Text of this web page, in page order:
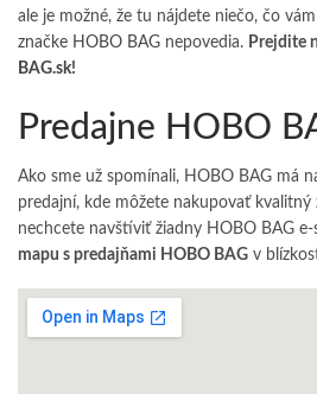
ale je možné, že tu nájdete niečo, čo
značke HOBO BAG nepovedia. Prejdite
BAG.sk!
Predajne HOBO
Ako sme už spomínali, HOBO BAG má
predajní, kde môžete nakupovať kvalitný
nechcete navštíviť žiadny HOBO BAG e-
mapu s predajňami HOBO BAG v